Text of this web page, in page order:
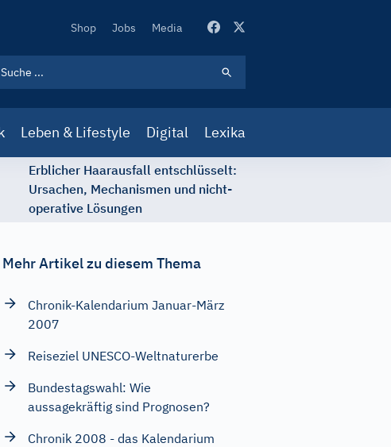
Secondary
Shop Jobs Media
Leben & Lifestyle Digital Lexika
Erblicher Haarausfall entschlüsselt:
Ursachen, Mechanismen und nicht-
operative Lösungen
Mehr Artikel zu diesem Thema
Chronik-Kalendarium Januar-März
2007
Reiseziel UNESCO-Weltnaturerbe
Bundestagswahl: Wie
aussagekräftig sind Prognosen?
Chronik 2008 - das Kalendarium